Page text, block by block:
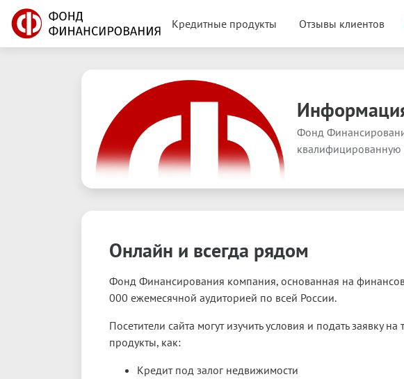
Кредитные продукты Отзывы клиентов
Фонд
Онлайн и всегда рядом
Фонд Финансирования компания, основанная на
000 ежемесячной аудиторией по всей России.
Посетители сайта могут изучить условия и подать заявку
продукты, как:
Кредит под залог недвижимости